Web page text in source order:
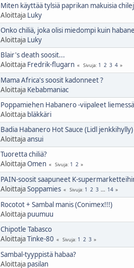
Miten käyttää tylsiä paprikan makuisia
Aloittaja Luky
Onko chiliä, joka olisi miedompi kuin
Aloittaja Luky
Blair's death soosit...
Aloittaja Fredrik-flugarn Sivuja 1 2 3 4
Mama Africa's soosit kadonneet ?
Aloittaja Kebabmaniac
Poppamiehen Habanero -viipaleet liemessä
Aloittaja bläkkäri
Badia Habanero Hot Sauce (Lidl jenkkihylly)
Aloittajaansui
Tuoretta chiliä?
AloittajaOmen Sivuja 1 2
PAIN-soosit saapuneet K-
AloittajaSoppamies Sivuja 1 2 3 ... 14
Rocotot + Sambal manis (Conimex!!!)
Aloittaja puumuu
Chipotle Tabasco
AloittajaTinke-80 Sivuja 1 2 3
Sambal-tyyppistä habaa?
Aloittaja pasilan